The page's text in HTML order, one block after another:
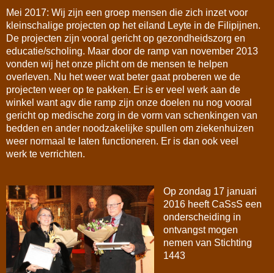
Mei 2017: Wij zijn een groep mensen die zich inzet voor
kleinschalige projecten op het eiland Leyte in de Filipijnen.
De projecten zijn vooral gericht op gezondheidszorg en
educatie/scholing. Maar door de ramp van november 2013
vonden wij het onze plicht om de mensen te helpen
overleven. Nu het weer wat beter gaat proberen we de
projecten weer op te pakken. Er is er veel werk aan de
winkel want agv die ramp zijn onze doelen nu nog vooral
gericht op medische zorg in de vorm van schenkingen van
bedden en ander noodzakelijke spullen om ziekenhuizen
weer normaal te laten functioneren. Er is dan ook veel
werk te verrichten.
Op zondag 17 januari
2016 heeft CaSsS een
onderscheiding in
ontvangst mogen
nemen van Stichting
1443